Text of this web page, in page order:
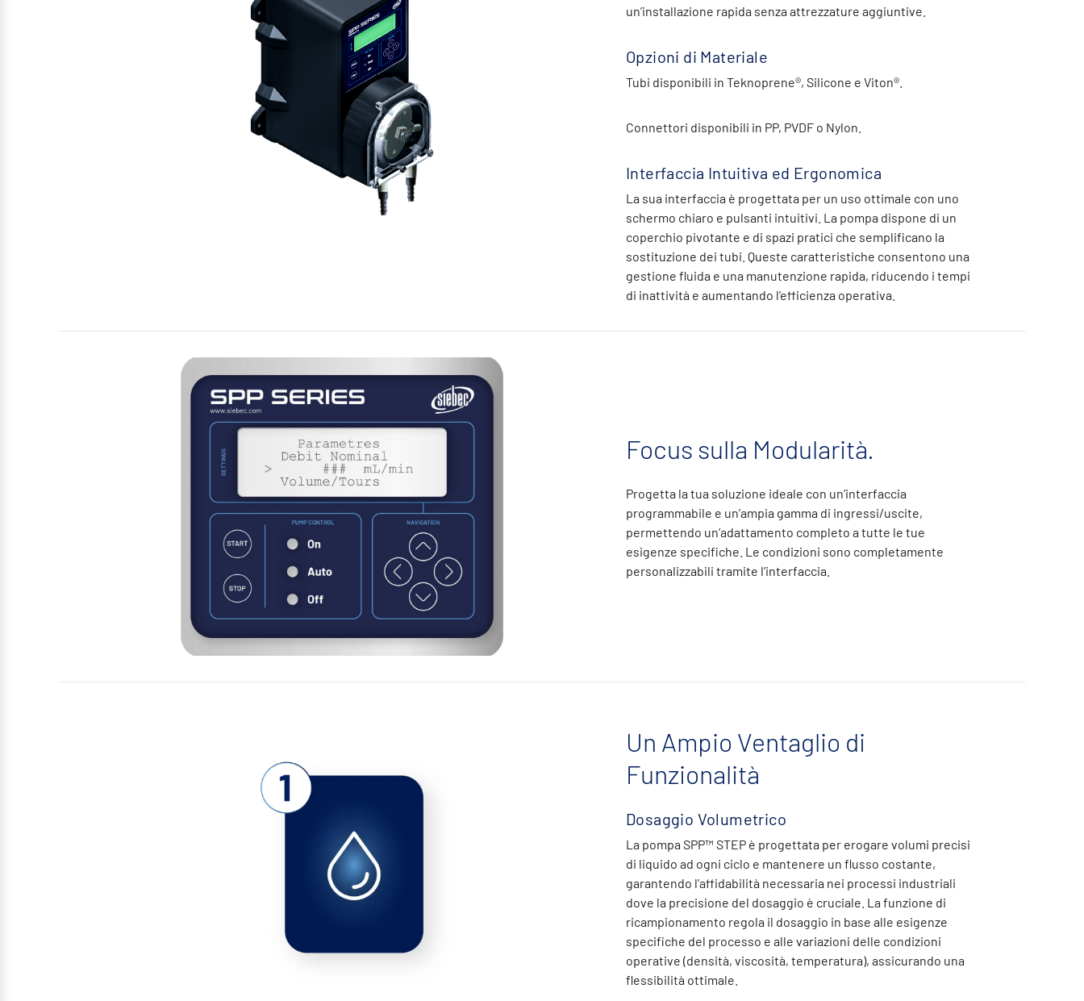
un’installazione rapida senza attrezzature aggiuntive.
Opzioni di Materiale
Tubi disponibili in Teknoprene®, Silicone e Viton®.
Connettori disponibili in PP, PVDF o Nylon.
Interfaccia Intuitiva ed Ergonomica
La sua interfaccia è progettata per un uso ottimale con uno
schermo chiaro e pulsanti intuitivi. La pompa dispone di un
coperchio pivotante e di spazi pratici che semplificano la
sostituzione dei tubi. Queste caratteristiche consentono una
gestione fluida e una manutenzione rapida, riducendo i tempi
di inattività e aumentando l’efficienza operativa.
Focus sulla Modularità.
Progetta la tua soluzione ideale con un’interfaccia
programmabile e un’ampia gamma di ingressi/uscite,
permettendo un’adattamento completo a tutte le tue
esigenze specifiche. Le condizioni sono completamente
personalizzabili tramite l’interfaccia.
Un Ampio Ventaglio di
Funzionalità
Dosaggio Volumetrico
La pompa SPP™ STEP è progettata per erogare volumi precisi
di liquido ad ogni ciclo e mantenere un flusso costante,
garantendo l’affidabilità necessaria nei processi industriali
dove la precisione del dosaggio è cruciale. La funzione di
ricampionamento regola il dosaggio in base alle esigenze
specifiche del processo e alle variazioni delle condizioni
operative (densità, viscosità, temperatura), assicurando una
flessibilità ottimale.